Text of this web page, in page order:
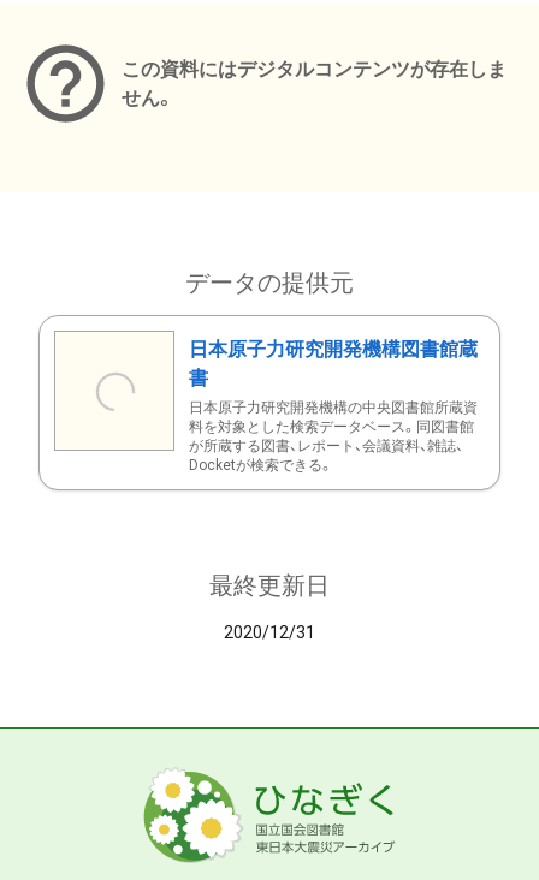
この資料にはデジタルコンテンツが存在しま
せん。
データの提供元
日本原子力研究開発機構図書館蔵
書
日本原子力研究開発機構の中央図書館所蔵資
料を対象とした検索データベース。同図書館
が所蔵する図書、レポート、会議資料、雑誌、
Docketが検索できる。
最終更新日
2020/12/31